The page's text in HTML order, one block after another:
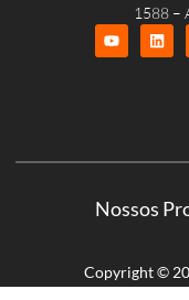
1588 –
Nossos
Copyright ©